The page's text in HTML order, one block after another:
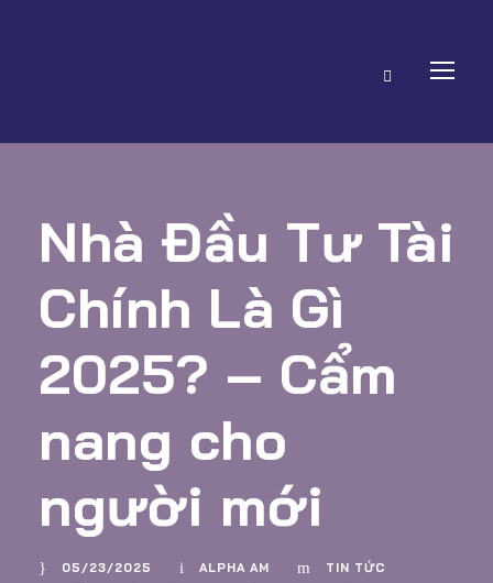
Nhà Đầu Tư Tài
Chính Là Gì
2025? – Cẩm
nang cho
người mới
05/23/2025 ALPHA AM
TIN TỨC